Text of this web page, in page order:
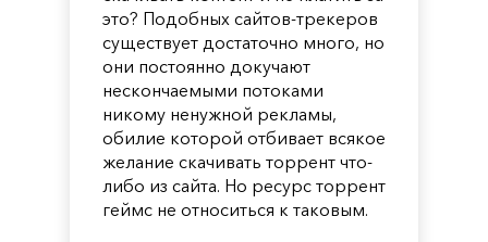
это? Подобных сайтов-трекеров
существует достаточно много, но
они постоянно докучают
нескончаемыми потоками
никому ненужной рекламы,
обилие которой отбивает всякое
желание скачивать торрент что-
либо из сайта. Но ресурс торрент
геймс не относиться к таковым.